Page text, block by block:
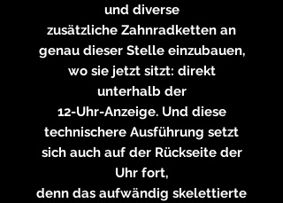
und diverse
zusätzliche Zahnradketten an
genau dieser Stelle einzubauen,
wo sie jetzt sitzt: direkt
unterhalb der
12-Uhr-Anzeige. Und diese
technischere Ausführung setzt
sich auch auf der Rückseite der
Uhr fort,
denn das aufwändig skelettierte